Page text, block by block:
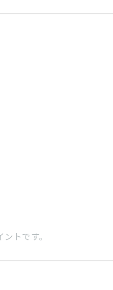
トです。